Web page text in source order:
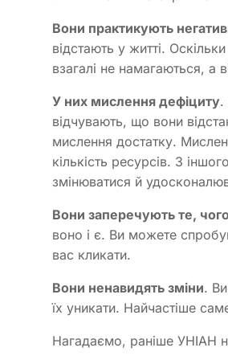
Вони практикують
відстають у житті.
взагалі не намагаються, а
У них мислення дефіциту.
відчувають, що вони
мислення достатку.
кількість ресурсів. З
змінюватися й
Вони заперечують те,
воно і є. Ви можете
вас кликати.
Вони ненавидять зміни.
їх уникати. Найчастіше
Нагадаємо, раніше УНІАН